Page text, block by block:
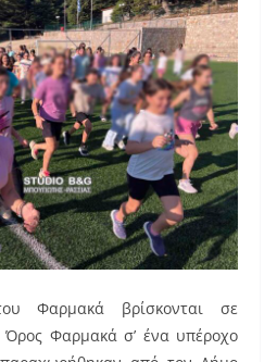
Φαρμακά βρίσκονται σε
Φαρμακά σ’ ένα υπέροχο